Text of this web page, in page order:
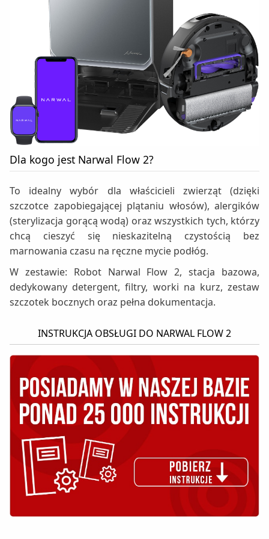
Dla kogo jest Narwal Flow 2?
To idealny wybór dla właścicieli zwierząt (dzięki
szczotce zapobiegającej plątaniu włosów), alergików
(sterylizacja gorącą wodą) oraz wszystkich tych, którzy
chcą cieszyć się nieskazitelną czystością bez
marnowania czasu na ręczne mycie podłóg.
W zestawie: Robot Narwal Flow 2, stacja bazowa,
dedykowany detergent, filtry, worki na kurz, zestaw
szczotek bocznych oraz pełna dokumentacja.
INSTRUKCJA OBSŁUGI DO NARWAL FLOW 2